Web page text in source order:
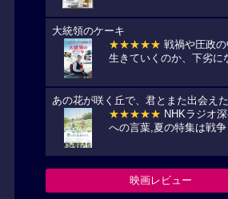
大統領のケーキ
★★★★★ 戦禍や圧政の
生きていくのか、下劣に
あの花が咲く丘で、君とまた出会えた
★★★★★ NHKラジオ
への言葉,夏の特集は戦
映画レビュー